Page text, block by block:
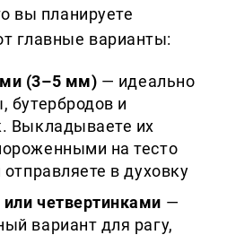
вы планируете
главные варианты:
(3–5 мм) — идеально
бутербродов и
Выкладываете их
на тесто
отправляете в духовку
четвертинками —
вариант для рагу,